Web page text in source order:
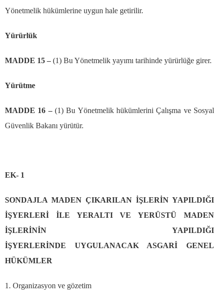
Yönetmelik hükümlerine uygun hale getirilir.
Yürürlük
MADDE 15 – (1) Bu Yönetmelik yayımı tarihinde yürürlüğe girer.
Yürütme
MADDE 16 –(1) Bu Yönetmelik hükümleriniÇalışma ve Sosyal
Güvenlik Bakanı yürütür.
EK- 1
SONDAJLA MADEN ÇIKARILAN İŞLERİN YAPILDIĞI
İŞYERLERİ İLE YERALTI VE YERÜSTÜ MADEN
İŞLERİNİN YAPILDIĞI
İŞYERLERİNDE UYGULANACAK ASGARİ GENEL
HÜKÜMLER
1. Organizasyon ve gözetim